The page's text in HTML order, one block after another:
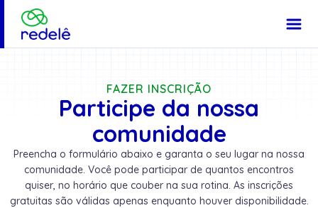
FAZER INSCRIÇÃO
Participe da nossa
comunidade
Preencha o formulário abaixo e garanta o seu lugar na nossa
comunidade. Você pode participar de quantos encontros
quiser, no horário que couber na sua rotina. As inscrições
gratuitas são válidas apenas enquanto houver disponibilidade.